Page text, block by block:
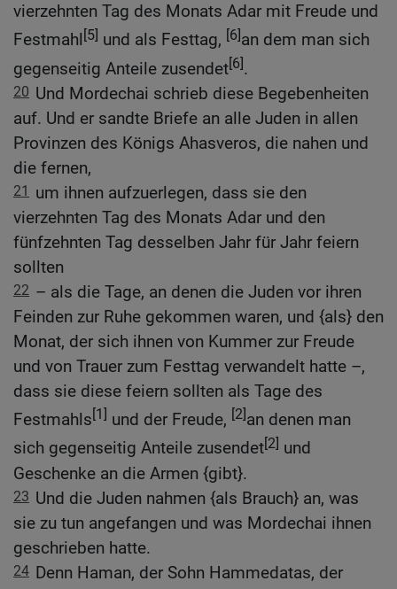
vierzehnten Tag des Monats Adar mit Freude und
Festmahl [5] und als Festtag, [6]an dem man sich
gegenseitig Anteile zusendet[6].
20 Und Mordechai schrieb diese Begebenheiten
auf. Und er sandte Briefe an alle Juden in allen
Provinzen des Königs Ahasveros, die nahen und
die fernen,
21 um ihnen aufzuerlegen, dass sie den
vierzehnten Tag des Monats Adar und den
fünfzehnten Tag desselben Jahr für Jahr feiern
sollten
22 – als die Tage, an denen die Juden vor ihren
Feinden zur Ruhe gekommen waren, und {als} den
Monat, der sich ihnen von Kummer zur Freude
und von Trauer zum Festtag verwandelt hatte –,
dass sie diese feiern sollten als Tage des
Festmahls[1] und der Freude, [2]an denen man
sich gegenseitig Anteile zusendet[2] und
Geschenke an die Armen {gibt}.
23 Und die Juden nahmen {als Brauch} an, was
sie zu tun angefangen und was Mordechai ihnen
geschrieben hatte.
24 Denn Haman, der Sohn Hammedatas, der